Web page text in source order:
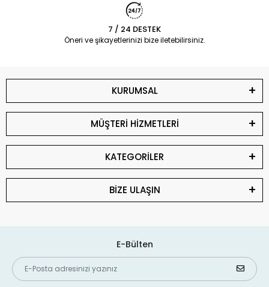
7 / 24 DESTEK
Öneri ve şikayetlerinizi bize iletebilirsiniz.
KURUMSAL
MÜŞTERİ HİZMETLERİ
KATEGORİLER
BİZE ULAŞIN
E-Bülten